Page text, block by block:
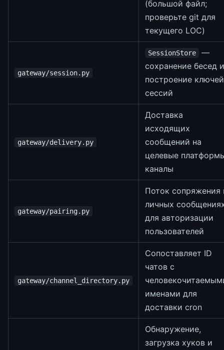
(большой файл;
проверьте git для
текущего LOC)
gateway/session.py
SessionStore
—
сохранение бесед и
построение ключей
сессий
gateway/delivery.py
Доставка
исходящих
сообщений на
целевые
каналы
gateway/pairing.py
Поток сопряжения
личных
для авторизации
пользователей
gateway/channel_directory.py
Сопоставляет ID
чатов с
именами для
доставки cron
Обнаружение,
загрузка хуков и